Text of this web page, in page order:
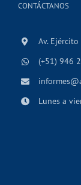
CONTÁCTANOS
Av.
(+51) 946
Lunes a